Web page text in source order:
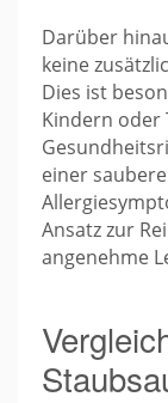
Darüber
keine
Dies ist
Kindern oder
einer
Ansatz zur
angenehme